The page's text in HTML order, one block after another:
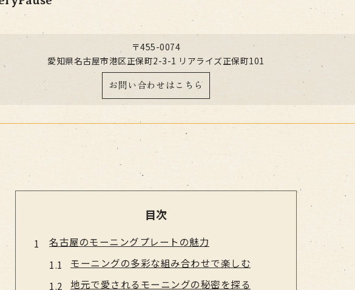
〒455-0074
愛知県名古屋市港区正保町2-3-1 リアライズ正保町101
お問い合わせはこちら
目次
名古屋のモーニングプレートの魅力
モーニングの多彩な組み合わせで楽しむ
地元で愛されるモーニングの秘密を探る